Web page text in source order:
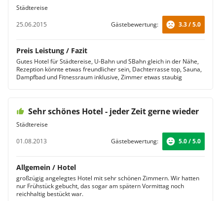
Städtereise
25.06.2015
Gästebewertung: 3.3 / 5.0
Preis Leistung / Fazit
Gutes Hotel für Städtereise, U-Bahn und SBahn gleich in der Nähe,
Rezeption könnte etwas freundlicher sein, Dachterrasse top, Sauna,
Dampfbad und Fitnessraum inklusive, Zimmer etwas staubig
Sehr schönes Hotel - jeder Zeit gerne wieder
Städtereise
01.08.2013
Gästebewertung: 5.0 / 5.0
Allgemein / Hotel
großzügig angelegtes Hotel mit sehr schönen Zimmern. Wir hatten
nur Frühstück gebucht, das sogar am spätern Vormittag noch
reichhaltig bestückt war.